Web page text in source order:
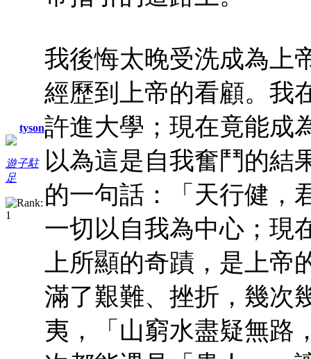
tyson
遊子駐
足
我後悔太晚受洗成為上
經歷到上帝的看顧。我
許進大學；現在竟能成
以為這是自我奮鬥的結
的一句話：「天行健，
一切以自我為中心；現
上所顯的奇蹟，是上
滿了艱難、挫折，幾次
夷，「山窮水盡疑無路